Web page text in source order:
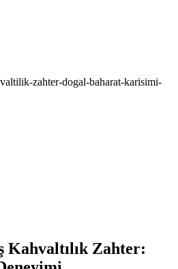
zahter-dogal-baharat-karisimi-
Kahvaltılık Zahter: